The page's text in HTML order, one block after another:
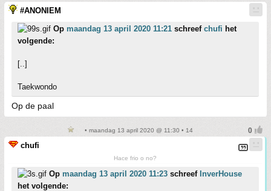
#ANONIEM
Op maandag 13 april 2020 11:21 schreef chufi het
volgende:
[..]
Taekwondo
Op de paal
• maandag 13 april 2020 @ 11:30 • 14
chufi
Hace frio o no?
Op maandag 13 april 2020 11:23 schreef InverHouse
het volgende: